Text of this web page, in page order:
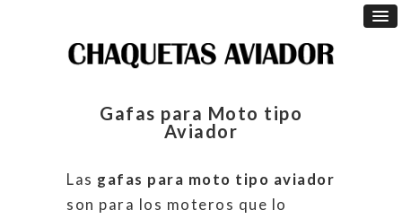
Gafas para Moto tipo
Aviador
Las gafas para moto tipo aviador
son para los moteros que lo